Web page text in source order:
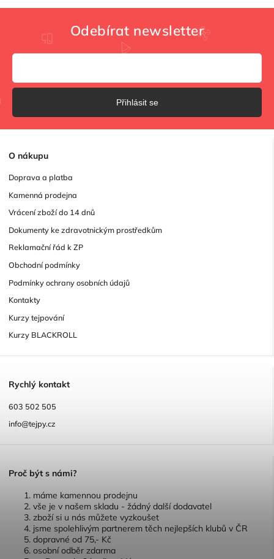
O nákupu
Doprava a platba
Kamenná prodejna
Vrácení zboží do 14 dnů
Dokumenty ke zdravotnickým prostředkům
Reklamační řád k ZP
Obchodní podmínky
Podmínky ochrany osobních údajů
Kontakty
Kurzy tejpování
Kurzy BLACKROLL
Rychlý kontakt
603 502 505
info@tejpy.cz
Proč být s námi?
máme kamennou prodejnu
vše je v našem skladu - žádný další dodavatel
zboží si u nás můžete vyzkoušet
jsme spolehlivým partnerem těch nejlepších klubů v ČR
dopravné od 75,- Kč
osobní odběr zdarma
Odebírat newsletter
Přihlásit se